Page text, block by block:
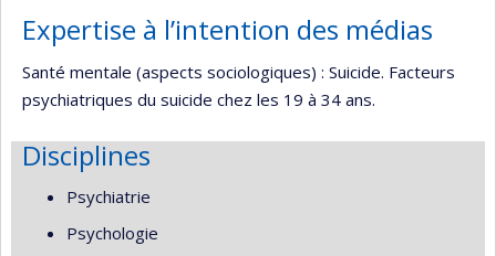
Expertise à l’intention des médias
Santé mentale (aspects sociologiques) : Suicide. Facteurs
psychiatriques du suicide chez les 19 à 34 ans.
Disciplines
Psychiatrie
Psychologie